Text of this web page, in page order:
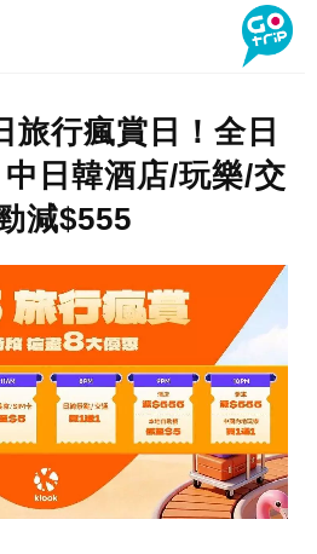
行瘋賞日！全日
日韓酒店/玩樂/交
減$555